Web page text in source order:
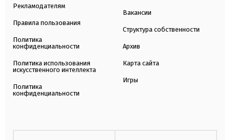
Рекламодателям
Правила пользования
Политика
конфиденциальности
Политика использования
искусственного интеллекта
Политика
конфиденциальности
Вакансии
Структура собственности
Архив
Карта сайта
Игры